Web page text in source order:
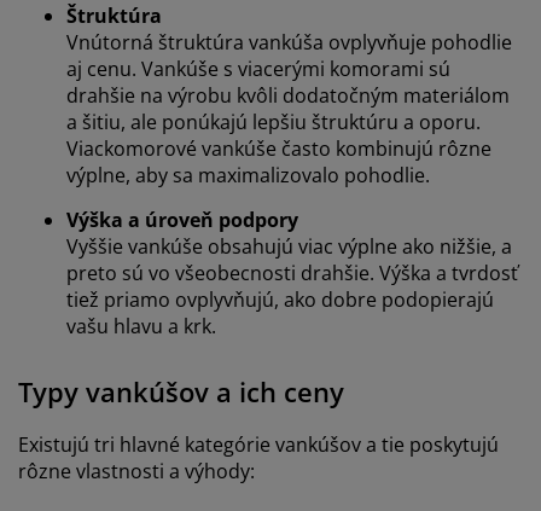
Štruktúra
Vnútorná štruktúra vankúša ovplyvňuje pohodlie
aj cenu. Vankúše s viacerými komorami sú
drahšie na výrobu kvôli dodatočným materiálom
a šitiu, ale ponúkajú lepšiu štruktúru a oporu.
Viackomorové vankúše často kombinujú rôzne
výplne, aby sa maximalizovalo pohodlie.
Výška a úroveň podpory
Vyššie vankúše obsahujú viac výplne ako nižšie, a
preto sú vo všeobecnosti drahšie. Výška a tvrdosť
tiež priamo ovplyvňujú, ako dobre podopierajú
vašu hlavu a krk.
Typy vankúšov a ich ceny
Existujú tri hlavné kategórie vankúšov a tie poskytujú
rôzne vlastnosti a výhody: